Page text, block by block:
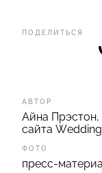
ПОДЕЛИТЬСЯ
АВТОР
Айна Прэстон,
сайта Wedding
ФОТО
пресс-